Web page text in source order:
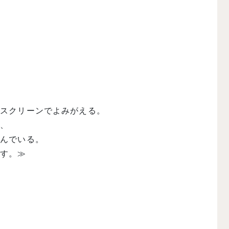
クリーンでよみがえる。
でいる。
す。≫